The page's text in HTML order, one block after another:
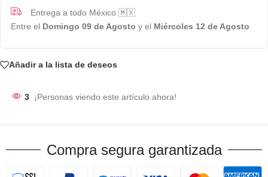
Entrega a todo México 🇲🇽
Entre el Domingo 09 de Agosto y el Miércoles 12 de Agosto
Añadir a la lista de deseos
3 ¡Personas viendo este artículo ahora!
Compra segura garantizada